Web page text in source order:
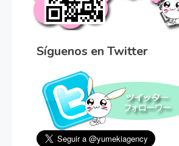
Síguenos en Twitter